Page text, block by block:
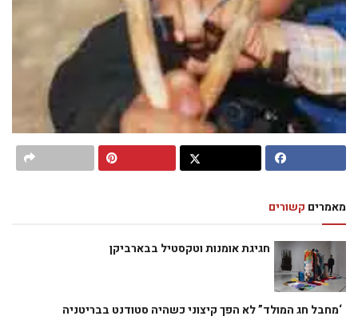
מאמרים קשורים
חגיגת אומנות וטקסטיל בבארביקן
‘מחבל חג המולד” לא הפך קיצוני כשהיה סטודנט בבריטניה